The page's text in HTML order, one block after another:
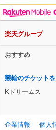
楽天グループ
おすすめ
競輪のチケットを
Kドリームス
企業情報 個人